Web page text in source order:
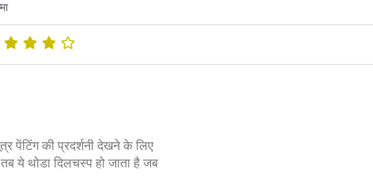
पेंटिंग की प्रदर्शनी देखने के लिए
ये थोडा दिलचस्प हो जाता है जब